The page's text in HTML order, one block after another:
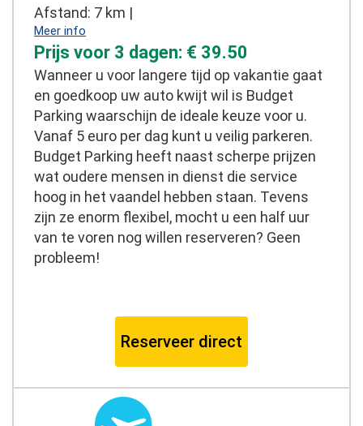
Afstand: 7 km |
Meer info
Prijs voor 3 dagen: € 39.50
Wanneer u voor langere tijd op vakantie gaat
en goedkoop uw auto kwijt wil is Budget
Parking waarschijn de ideale keuze voor u.
Vanaf 5 euro per dag kunt u veilig parkeren.
Budget Parking heeft naast scherpe prijzen
wat oudere mensen in dienst die service
hoog in het vaandel hebben staan. Tevens
zijn ze enorm flexibel, mocht u een half uur
van te voren nog willen reserveren? Geen
probleem!
Reserveer direct